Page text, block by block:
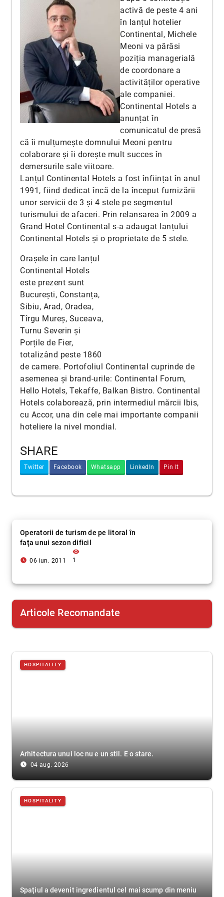
activă de peste 4 ani
în lanțul hotelier
Continental, Michele
Meoni va părăsi
poziția managerială
de coordonare a
activităților operative
ale companiei.
Continental Hotels a
anunțat în
comunicatul de presă
că îi mulțumește domnului Meoni pentru
colaborare și îi dorește mult succes în
demersurile sale viitoare.
Lanțul Continental Hotels a fost înființat în anul
1991, fiind dedicat încă de la început furnizării
unor servicii de 3 și 4 stele pe segmentul
turismului de afaceri. Prin relansarea în 2009 a
Grand Hotel Continental s-a adaugat lanțului
Continental Hotels și o proprietate de 5 stele.
Orașele în care lanțul
Continental Hotels
este prezent sunt
București, Constanța,
Sibiu, Arad, Oradea,
Tîrgu Mureș, Suceava,
Turnu Severin și
Porțile de Fier,
totalizând peste 1860
de camere. Portofoliul Continental cuprinde de
asemenea și brand-urile: Continental Forum,
Hello Hotels, Tekaffe, Balkan Bistro. Continental
Hotels colaborează, prin intermediul mărcii Ibis,
cu Accor, una din cele mai importante companii
hoteliere la nivel mondial.
SHARE
Twitter Facebook Whatsapp LinkedIn Pin It
Operatorii de turism de pe litoral în
faţa unui sezon dificil
access_time_filled 06 iun. 2011
visibility
1
Articole Recomandate
HOSPITALITY
Arhitectura unui loc nu e un stil. E o stare.
access_time_filled 04 aug. 2026
HOSPITALITY
Spațiul a devenit ingredientul cel mai scump din meniu